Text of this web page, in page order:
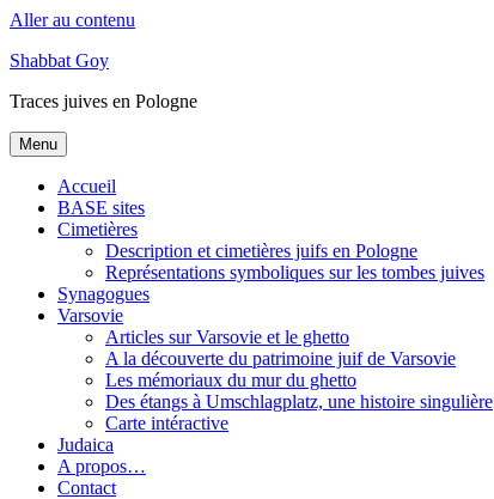
Aller au contenu
Shabbat Goy
Traces juives en Pologne
Menu
Accueil
BASE sites
Cimetières
Description et cimetières juifs en Pologne
Représentations symboliques sur les tombes juives
Synagogues
Varsovie
Articles sur Varsovie et le ghetto
A la découverte du patrimoine juif de Varsovie
Les mémoriaux du mur du ghetto
Des étangs à Umschlagplatz, une histoire singulière
Carte intéractive
Judaica
A propos…
Contact